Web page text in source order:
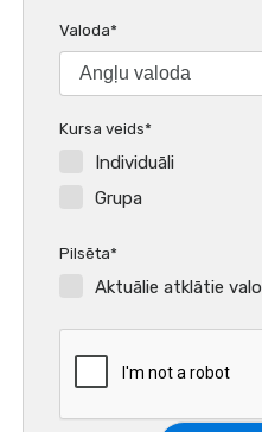
Valoda*
Kursa veids*
Individuāli
Grupa
Pilsēta*
Aktuālie atklātie